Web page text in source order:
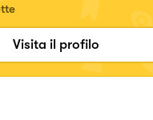
Visita il profilo